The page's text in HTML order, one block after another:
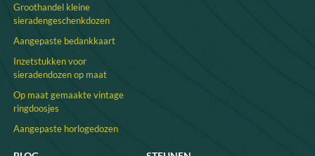
Groothandel kleine
sieradengeschenkdozen
Aangepaste bedankkaart
Inzetstukken voor
sieradendozen op maat
Op maat gemaakte vintage
ringdoosjes
Aangepaste horlogedozen